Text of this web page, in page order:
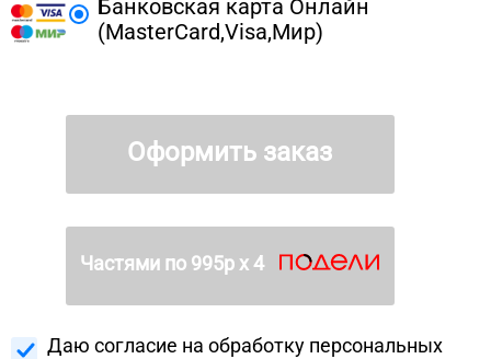
Банковская карта Онлайн
(MasterCard,Visa,Мир)
Оформить заказ
Частями по 995р х 4
Даю согласие на обработку персональных